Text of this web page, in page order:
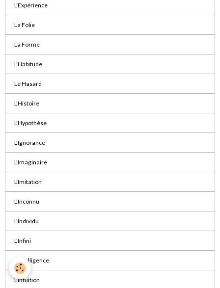
L'Expérience
La Folie
La Forme
L'Habitude
Le Hasard
L'Histoire
L'Hypothèse
L'Ignorance
L'Imaginaire
L'Imitation
L'Inconnu
L'Individu
L'Infini
L'Intelligence
L'Intuition